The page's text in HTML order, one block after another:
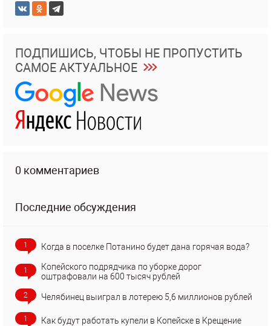
ПОДПИШИСЬ, ЧТОБЫ НЕ ПРОПУСТИТЬ
САМОЕ АКТУАЛЬНОЕ
0 комментариев
Последние обсуждения
1 Когда в поселке Потанино будет дана горячая вода?
1
Копейского подрядчика по уборке дорог
оштрафовали на 600 тысяч рублей
2 Челябинец выиграл в лотерею 5,6 миллионов рублей
1 Как будут работать купели в Копейске в Крещение